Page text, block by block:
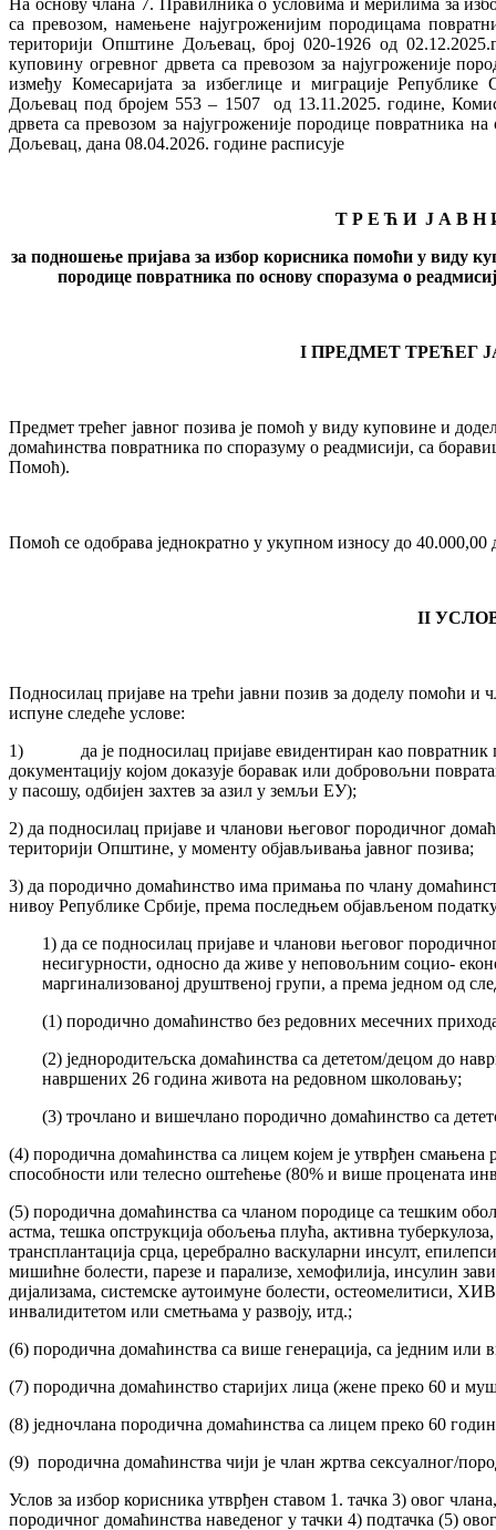
са превозом, намењене најугроженијим породицама
територији Општине Дољевац, број 020-1926 од
куповину огревног дрвета са превозом за најугроженије
између Комесаријата за избеглице и миграције
Дољевац под бројем 553 – 1507 од 13.11.2025. године,
дрвета са превозом за најугроженије породице повратника
Дољевац, дана 08.04.2026. године расписује
Т Р Е Ћ И Ј А В Н
за подношење пријава за избор корисника помоћи у виду
породице повратника по основу споразума о
I ПРЕДМЕТ ТРЕЋЕГ
Предмет трећег јавног позива је помоћ у виду куповине и
домаћинства повратника по споразуму о реадмисији, са
Помоћ).
Помоћ се одобрава једнократно у укупном износу до 40.000,00
II
Подносилац пријаве на трећи јавни позив за доделу помоћи и
испуне следеће услове:
1) да је подносилац пријаве евидентиран као повратник
документацију којом доказује боравак или добровољни
у пасошу, одбијен захтев за азил у земљи ЕУ);
2) да подносилац пријаве и чланови његовог породичног
територији Општине, у моменту објављивања јавног позива;
3) да породично домаћинство има примања по члану
нивоу Републике Србије, према последњем објављеном
1) да се подносилац пријаве и чланови његовог
несигурности, односно да живе у неповољним социо-
маргинализованој друштвеној групи, а према једном од
(1) породично домаћинство без редовних месечних
(2) једнородитељска домаћинства са дететом/децом до
навршених 26 година живота на редовном школовању;
(3) трочлано и вишечлано породично домаћинство са
(4) породична домаћинства са лицем којем је утврђен
способности или телесно оштећење (80% и више процената
(5) породична домаћинства са чланом породице са тешким
астма, тешка опструкција обољења плућа, активна
трансплантација срца, церебрално васкуларни инсулт,
мишићне болести, парезе и парализе, хемофилија, инсулин
дијализама, системске аутоимуне болести, остеомелитиси,
инвалидитетом или сметњама у развоју, итд.;
(6) породична домаћинства са више генерација, са једним или
(7) породична домаћинство старијих лица (жене преко 60 и
(8) једночлана породична домаћинства са лицем преко 60
(9) породична домаћинства чији је члан жртва сексуалног/
Услов за избор корисника утврђен ставом 1. тачка 3) овог
породичног домаћинства наведеног у тачки 4) подтачка (5)